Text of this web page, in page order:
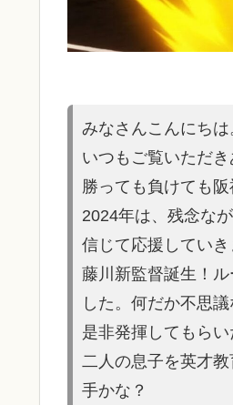
みなさんこんにちは
いつもご覧いただき
勝っても負けても
2024年は、残念な
信じて応援していき
藤川新監督誕生！
した。何だか不思
是非発揮してもらい
二人の息子を英才
手かな？